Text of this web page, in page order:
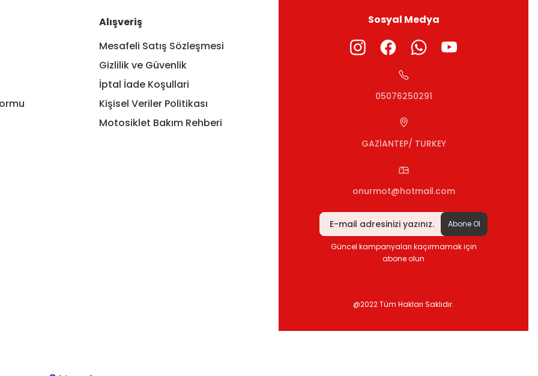
uyumlumudur
Alışveriş
Mesafeli Satış Sözleşmesi
Gizlilik ve Güvenlik
İptal İade Koşullari
Kişisel Veriler Politikası
Motosiklet Bakım Rehberi
Sosyal Medya
05076250291
GAZİANTEP/ TURKEY
onurmot@hotmail.com
Abone Ol
Güncel kampanyaları kaçırmamak için
abone olun
@2022 Tüm Hakları Saklıdır.